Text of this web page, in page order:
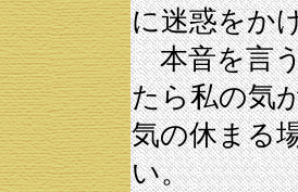
に迷惑をか
本音を言う
たら私の気
気の休まる
い。